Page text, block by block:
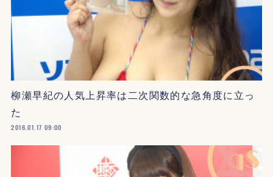
柳瀬早紀の人気上昇率は二次関数的な急角度に立っ
た
2016.01.17 09:00